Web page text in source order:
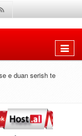
Shfaq
e duan serish te